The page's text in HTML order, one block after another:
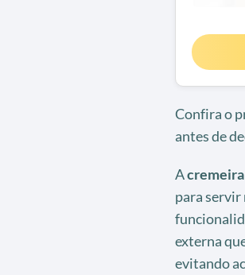
Confira o
antes de
A
para servir
externa
evitando